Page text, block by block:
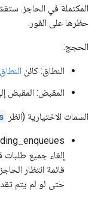
حظرها على الفور.
الحجج:
النطاق: كائن النطاق
المقبض: المقبض
السمات الاختيارية (انظر
إلغاء جميع طلبات
حتى لو لم يتم